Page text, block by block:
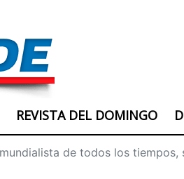
REVISTA DEL DOMINGO
de todos los tiempos,